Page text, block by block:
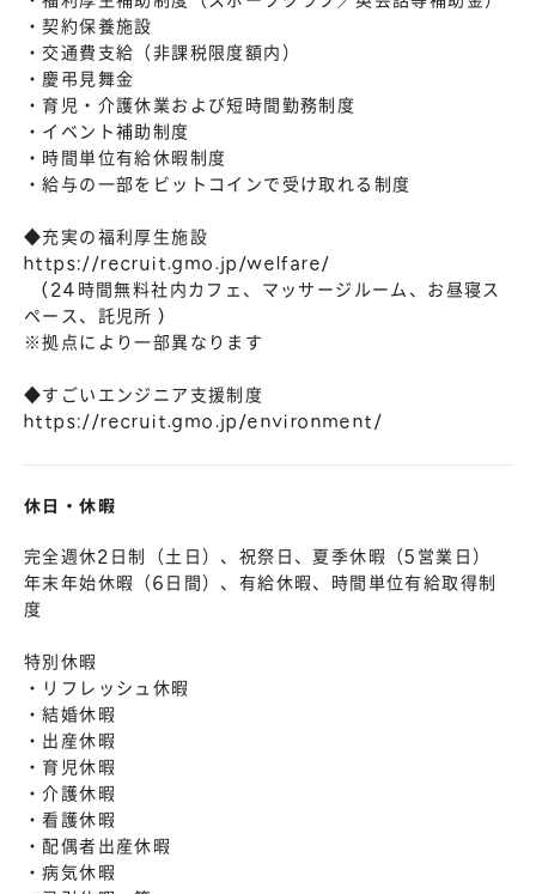
・契約保養施設
・交通費支給（非課税限度額内）
・慶弔見舞金
・育児・介護休業および短時間勤務制度
・イベント補助制度
・時間単位有給休暇制度
・給与の一部をビットコインで受け取れる制度
◆充実の福利厚生施設
https://recruit.gmo.jp/welfare/
(24時間無料社内カフェ、マッサージルーム、お昼寝ス
ペース、託児所 )
※拠点により一部異なります
◆すごいエンジニア支援制度
https://recruit.gmo.jp/environment/
休日・休暇
完全週休2日制（土日）、祝祭日、夏季休暇（5営業日）
年末年始休暇（6日間）、有給休暇、時間単位有給取得制
度
特別休暇
・リフレッシュ休暇
・結婚休暇
・出産休暇
・育児休暇
・介護休暇
・看護休暇
・配偶者出産休暇
・病気休暇